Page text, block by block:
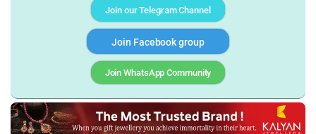
Join our Telegram Channel
Join Facebook group
Join WhatsApp Community